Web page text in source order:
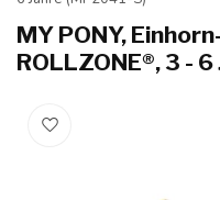
MY PONY,
ROLLZONE®, 3 -